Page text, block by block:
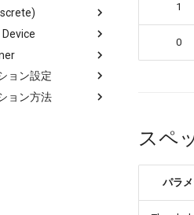
Amplifer
Inductor
V Sensor
Voltage Sensor
Amplifier
AC Voltage Source
Source
Source
Source
Source
ョン設定
エディタ
ョン方法
ションの手順
1
0
スペ
パラ